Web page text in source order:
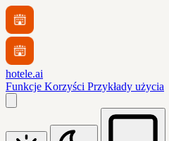
hotele.ai
Funkcje Korzyści Przykłady użycia